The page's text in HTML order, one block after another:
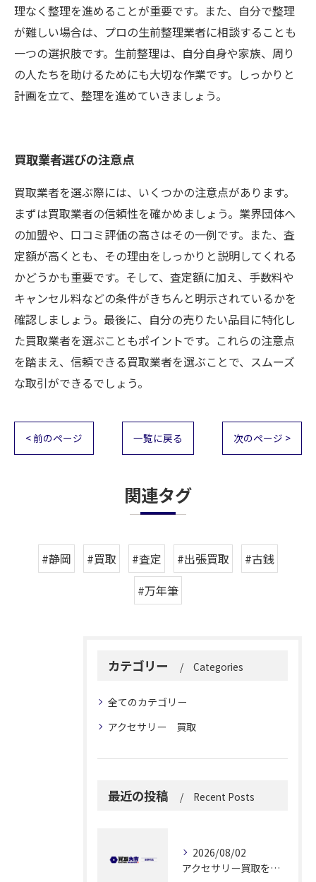
理なく整理を進めることが重要です。また、自分で整理
が難しい場合は、プロの生前整理業者に相談することも
一つの選択肢です。生前整理は、自分自身や家族、周り
の人たちを助けるためにも大切な作業です。しっかりと
計画を立て、整理を進めていきましょう。
買取業者選びの注意点
買取業者を選ぶ際には、いくつかの注意点があります。
まずは買取業者の信頼性を確かめましょう。業界団体へ
の加盟や、口コミ評価の高さはその一例です。また、査
定額が高くとも、その理由をしっかりと説明してくれる
かどうかも重要です。そして、査定額に加え、手数料や
キャンセル料などの条件がきちんと明示されているかを
確認しましょう。最後に、自分の売りたい品目に特化し
た買取業者を選ぶこともポイントです。これらの注意点
を踏まえ、信頼できる買取業者を選ぶことで、スムーズ
な取引ができるでしょう。
< 前のページ 一覧に戻る 次のページ >
関連タグ
#静岡 #買取 #査定 #出張買取
#古銭
#万年筆
カテゴリー Categories
全てのカテゴリー
アクセサリー 買取
最近の投稿 Recent Posts
2026/08/02
アクセサリー買取を実施する前に知っておきたい高価売却と安全な手続きのポイント